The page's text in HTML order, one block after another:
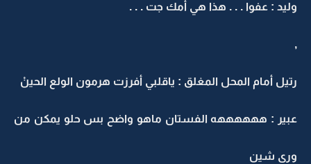
وليد : عفوا . . . هذا هي أمك جت . . .
,
رتيل أمام المحل المغلق : ياقلبي أفرزت هرمون الولع الحينْ
عبير : ههههههه الفستان ماهو واضح بس حلو يمكن من
ورى شين